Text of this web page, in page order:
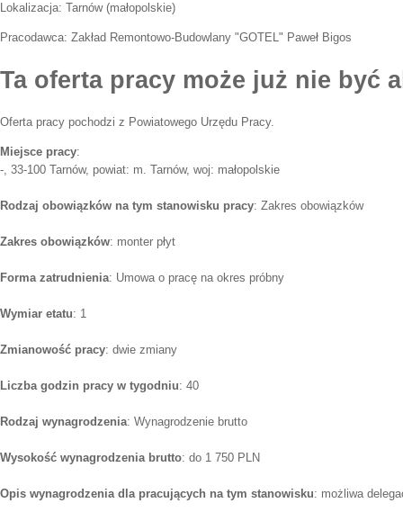
Lokalizacja: Tarnów(małopolskie)
Pracodawca: Zakład Remontowo-Budowlany "GOTEL" Paweł Bigos
Ta oferta pracy może już nie być
Oferta pracy pochodzi z Powiatowego Urzędu Pracy.
Miejsce pracy:
-, 33-100 Tarnów, powiat: m. Tarnów, woj: małopolskie
Rodzaj obowiązków na tym stanowisku pracy: Zakres obowiązków
Zakres obowiązków: monter płyt
Forma zatrudnienia: Umowa o pracę na okres próbny
Wymiar etatu: 1
Zmianowość pracy: dwie zmiany
Liczba godzin pracy w tygodniu: 40
Rodzaj wynagrodzenia: Wynagrodzenie brutto
Wysokość wynagrodzenia brutto: do 1 750 PLN
Opis wynagrodzenia dla pracujących na tym stanowisku: możliwa